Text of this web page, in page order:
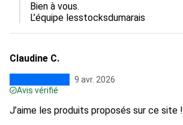
Bien à vous.
L’équipe lesstocksdumarais
Claudine C.
9 avr. 2026
Avis vérifié
J’aime les produits proposés sur ce site !